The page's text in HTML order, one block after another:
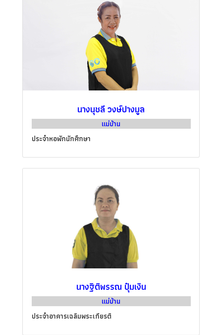
นางนุชลี วงษ์ปางมูล
แม่บ้าน
ประจำหอพักนักศึกษา
นางฐิติพรรณ ปุ๋มเงิน
แม่บ้าน
ประจำอาคารเฉลิมพระเกียรติ